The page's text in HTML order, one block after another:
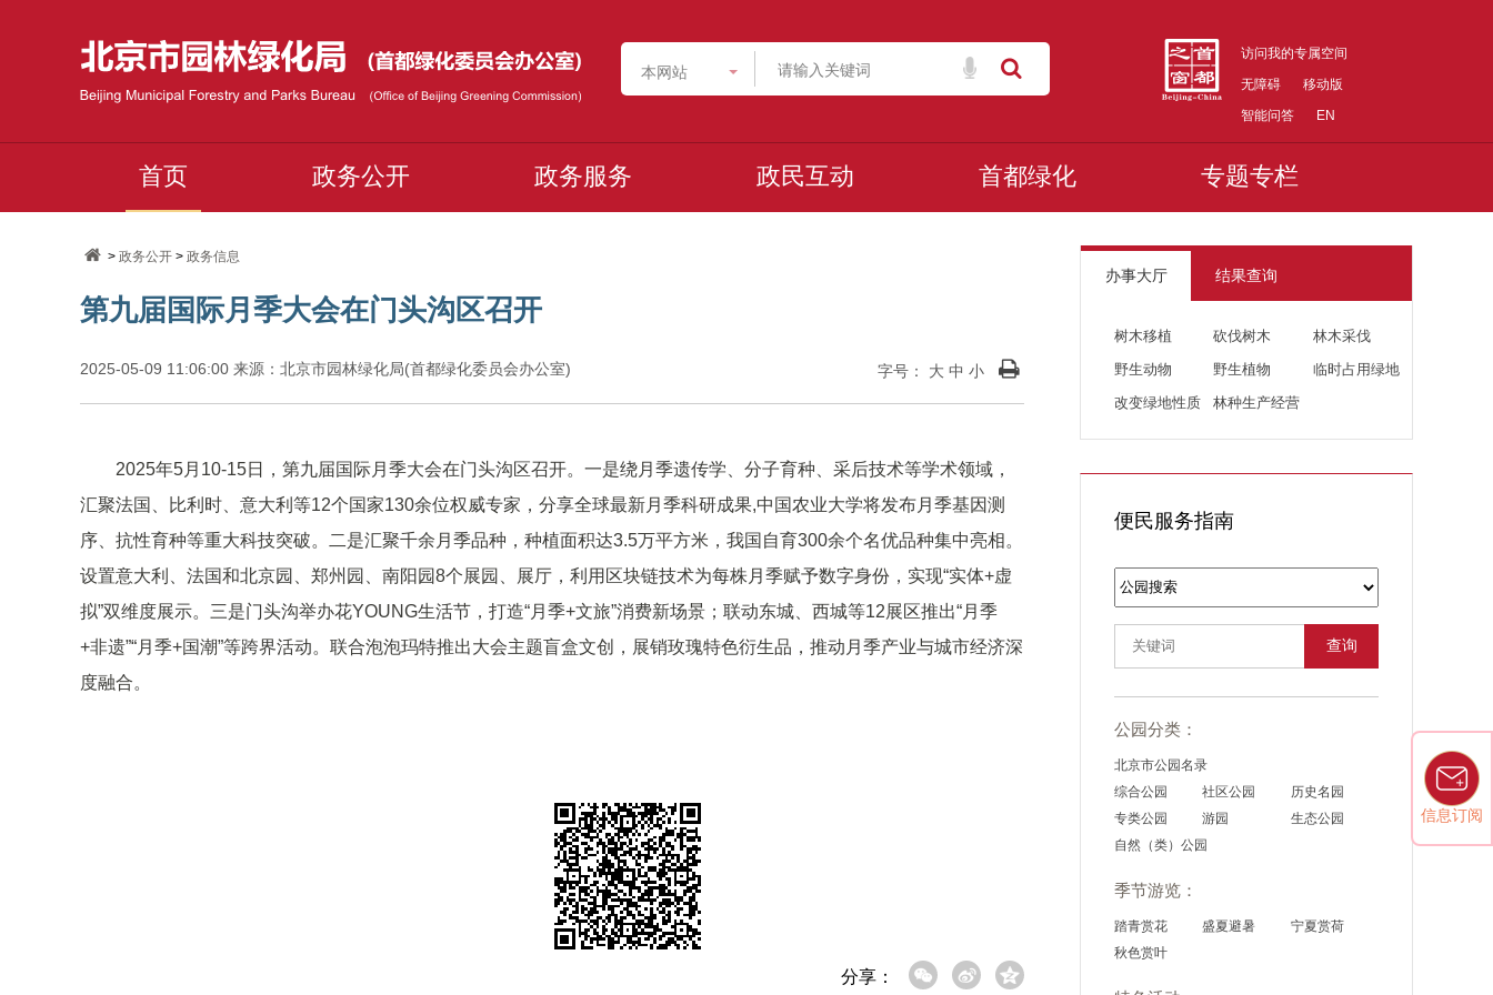
信息订阅
本网站
访问我的专属空间
无障碍
移动版
智能问答
EN
首页 政务公开 政务服务 政民互动 首都绿化 专题专栏
>政务公开 >政务信息
第九届国际月季大会在门头沟区召开
字号： 大 中 小
2025-05-09 11:06:00 来源：北京市园林绿化局(首都绿化委员会办公室)
2025年5月10-15日，第九届国际月季大会在门头沟区召开。一是绕月季遗传学、分子育种、采后技术等学术领域，
汇聚法国、比利时、意大利等12个国家130余位权威专家，分享全球最新月季科研成果,中国农业大学将发布月季基因测
序、抗性育种等重大科技突破。二是汇聚千余月季品种，种植面积达3.5万平方米，我国自育300余个名优品种集中亮相。
设置意大利、法国和北京园、郑州园、南阳园8个展园、展厅，利用区块链技术为每株月季赋予数字身份，实现“实体+虚
拟”双维度展示。三是门头沟举办花YOUNG生活节，打造“月季+文旅”消费新场景；联动东城、西城等12展区推出“月季
+非遗”“月季+国潮”等跨界活动。联合泡泡玛特推出大会主题盲盒文创，展销玫瑰特色衍生品，推动月季产业与城市经济深
度融合。
分享：
办事大厅 结果查询
树木移植 砍伐树木
林木采伐
野生动物
野生植物
临时占用绿地
改变绿地性质
林种生产经营
便民服务指南
查询
公园分类：
北京市公园名录
综合公园
社区公园
历史名园
专类公园
游园
生态公园
自然（类）公园
季节游览：
踏青赏花 盛夏避暑
宁夏赏荷
秋色赏叶